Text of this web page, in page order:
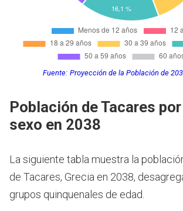
Fuente: Proyección de la Población de
Población de Tacares
sexo en 2038
La siguiente tabla muestra la
de Tacares, Grecia en 2038,
grupos quinquenales de edad.